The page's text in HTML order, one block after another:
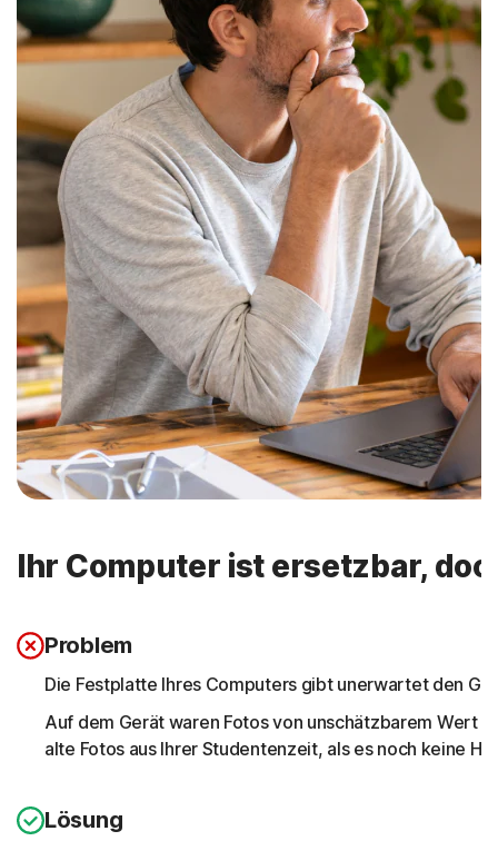
Ihr Computer ist ersetzbar,
Problem
Die Festplatte Ihres Computers gibt unerwartet den
Auf dem Gerät waren Fotos von unschätzbarem Wert
alte Fotos aus Ihrer Studentenzeit, als es noch keine
Lösung